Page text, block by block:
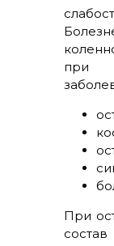
при
При